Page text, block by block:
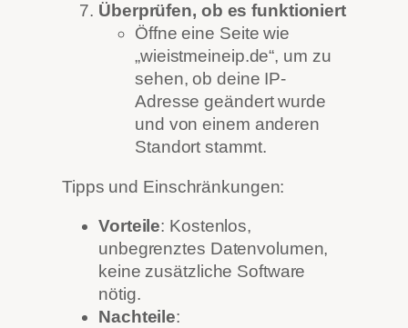
Überprüfen, ob es funktioniert
Öffne eine Seite wie
„wieistmeineip.de“, um zu
sehen, ob deine IP-
Adresse geändert wurde
und von einem anderen
Standort stammt.
Tipps und Einschränkungen:
Vorteile: Kostenlos,
unbegrenztes Datenvolumen,
keine zusätzliche Software
nötig.
Nachteile: